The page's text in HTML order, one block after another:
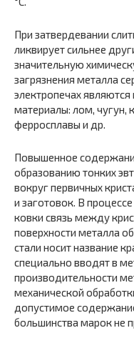
При затвердевании
ликвирует сильнее
значительную
загрязнения металла
электропечах
материалы: лом, чугун,
ферро­сплавы и др.
Повышенное
образованию тонких
вокруг первичных
и заготовок. В
ковки связь между
поверхности металла
стали носит название
специально вводят в
производительности
механической
допусти­мое
большинства марок не